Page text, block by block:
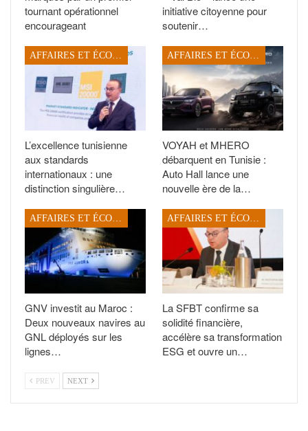
tournant opérationnel
encourageant
initiative citoyenne pour
soutenir…
L’excellence tunisienne
aux standards
internationaux : une
distinction singulière…
VOYAH et MHERO
débarquent en Tunisie :
Auto Hall lance une
nouvelle ère de la…
GNV investit au Maroc :
Deux nouveaux navires au
GNL déployés sur les
lignes…
La SFBT confirme sa
solidité financière,
accélère sa transformation
ESG et ouvre un…
PREV NEXT